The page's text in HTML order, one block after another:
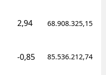
2,94 68.908.325,15
-0,85 85.536.212,74